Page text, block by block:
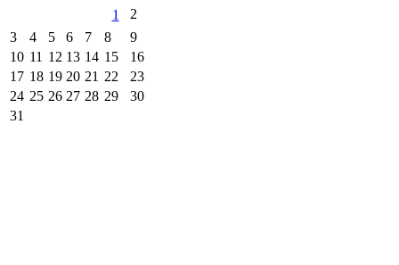
1
2
3
4 5 6 7 8
9
10 11 12 13 14 15
16
17 18 19 20 21 22
23
24 25 26 27 28 29
30
31